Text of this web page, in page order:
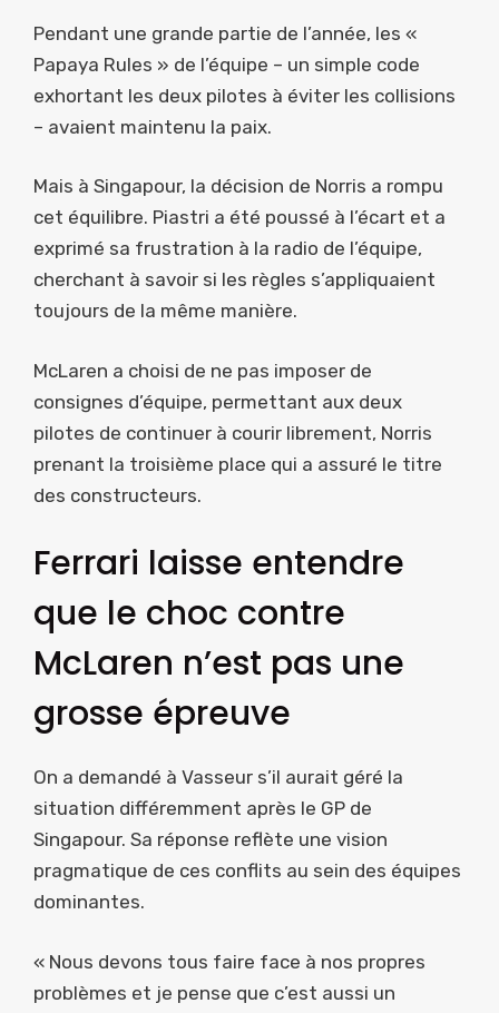
Pendant une grande partie de l’année, les «
Papaya Rules » de l’équipe – un simple code
exhortant les deux pilotes à éviter les collisions
– avaient maintenu la paix.
Mais à Singapour, la décision de Norris a rompu
cet équilibre. Piastri a été poussé à l’écart et a
exprimé sa frustration à la radio de l’équipe,
cherchant à savoir si les règles s’appliquaient
toujours de la même manière.
McLaren a choisi de ne pas imposer de
consignes d’équipe, permettant aux deux
pilotes de continuer à courir librement, Norris
prenant la troisième place qui a assuré le titre
des constructeurs.
Ferrari laisse entendre
que le choc contre
McLaren n’est pas une
grosse épreuve
On a demandé à Vasseur s’il aurait géré la
situation différemment après le GP de
Singapour. Sa réponse reflète une vision
pragmatique de ces conflits au sein des équipes
dominantes.
« Nous devons tous faire face à nos propres
problèmes et je pense que c’est aussi un